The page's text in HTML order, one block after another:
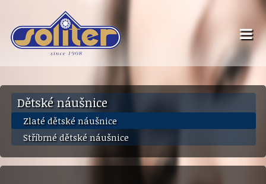
Dětské náušnice
Zlaté dětské náušnice
Stříbrné dětské náušnice